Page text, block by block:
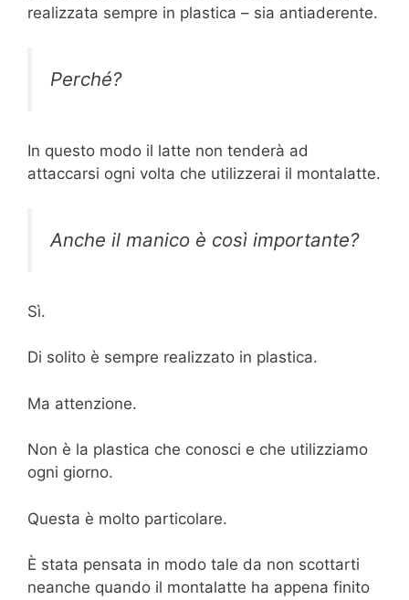
realizzata sempre in plastica – sia antiaderente.
Perché?
In questo modo il latte non tenderà ad
attaccarsi ogni volta che utilizzerai il montalatte.
Anche il manico è così importante?
Sì.
Di solito è sempre realizzato in plastica.
Ma attenzione.
Non è la plastica che conosci e che utilizziamo
ogni giorno.
Questa è molto particolare.
È stata pensata in modo tale da non scottarti
neanche quando il montalatte ha appena finito